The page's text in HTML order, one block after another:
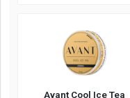
Avant Cool Ice Tea